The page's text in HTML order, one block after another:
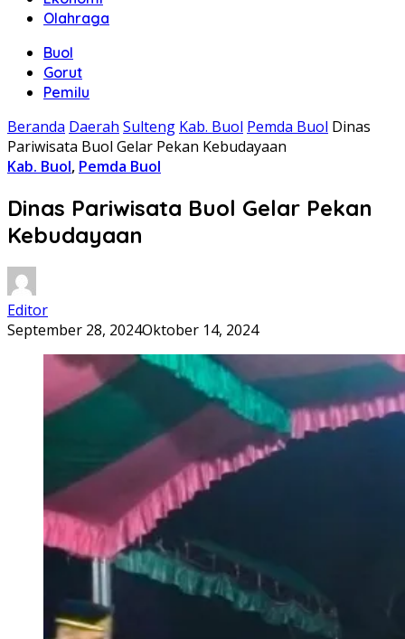
Olahraga
Buol
Gorut
Pemilu
Beranda Daerah Sulteng Kab. Buol Pemda Buol Dinas
Pariwisata Buol Gelar Pekan Kebudayaan
Kab. Buol, Pemda Buol
Dinas Pariwisata Buol Gelar Pekan
Kebudayaan
Editor
September 28, 2024Oktober 14, 2024